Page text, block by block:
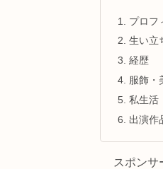
プロフ
生い立
経歴
服飾・
私生活
出演作
スポンサ